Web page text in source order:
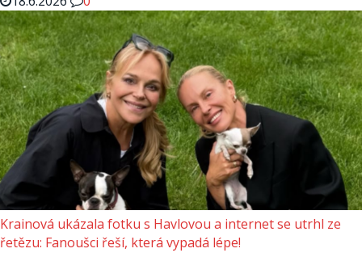
Krainová ukázala fotku s Havlovou a internet se utrhl ze
řetězu: Fanoušci řeší, která vypadá lépe!